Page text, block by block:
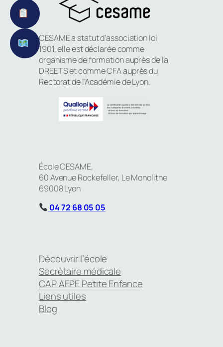
CESAME a statut d’association loi
1901, elle est déclarée comme
organisme de formation auprès de la
DREETS et comme CFA auprès du
Rectorat de l’Académie de Lyon.
École CESAME,
60 Avenue Rockefeller, Le Monolithe
69008 Lyon
04 72 68 05 05
Découvrir l’école
Secrétaire médicale
CAP AEPE Petite Enfance
Liens utiles
Blog